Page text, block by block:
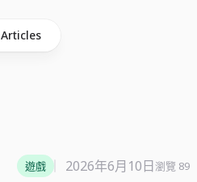
Articles
遊戲 2026年6月10日瀏覽 89